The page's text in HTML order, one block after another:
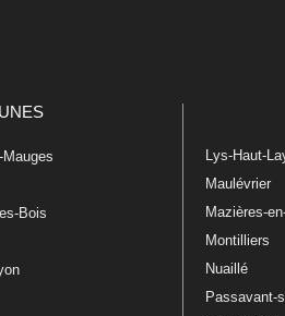
Mauges
Bois
Lys-Haut-
Maulévrier
Mazières-
Montilliers
Nuaillé
Passavant-